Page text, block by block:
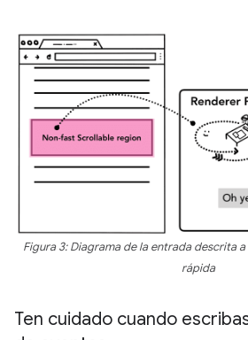
Figura 3: Diagrama de la entrada descrita
rápida
Ten cuidado cuando